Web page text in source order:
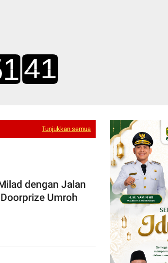
Tunjukkan semua
dengan Jalan
Umroh